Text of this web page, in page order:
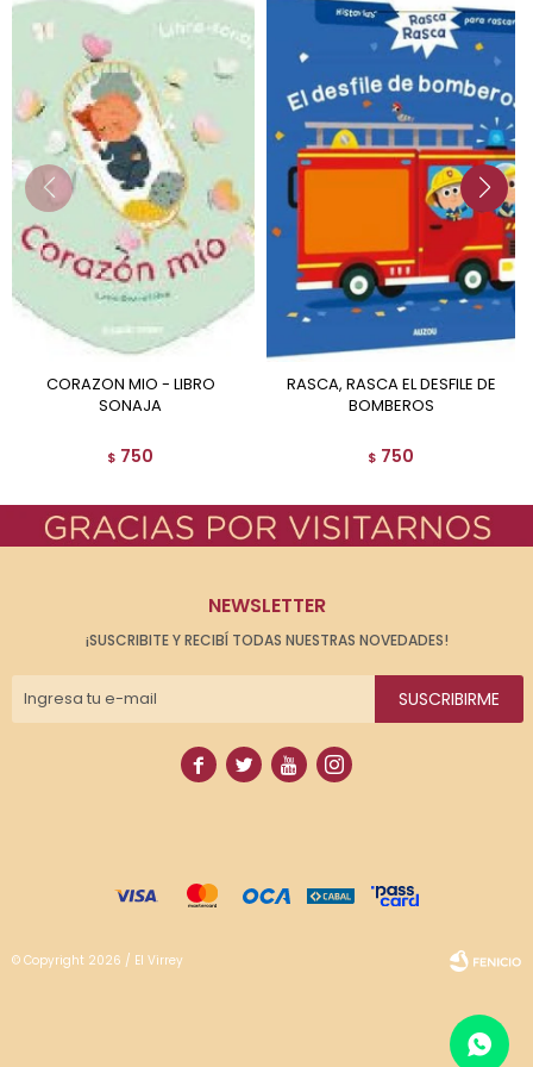
CORAZON MIO - LIBRO
SONAJA
$ 750
RASCA, RASCA EL DESFILE DE
BOMBEROS
$ 750
NEWSLETTER
¡SUSCRIBITE Y RECIBÍ TODAS NUESTRAS NOVEDADES!
SUSCRIBIRME
   
© Copyright 2026 / El Virrey